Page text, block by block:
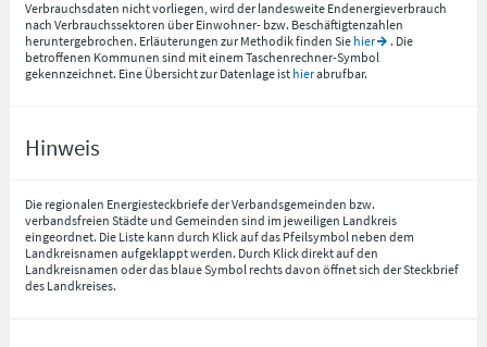
Verbrauchsdaten nicht vorliegen, wird der landesweite Endenergieverbrauch
nach Verbrauchssektoren über Einwohner- bzw. Beschäftigtenzahlen
heruntergebrochen. Erläuterungen zur Methodik finden Sie hier
. Die
betroffenen Kommunen sind mit einem Taschenrechner-Symbol
gekennzeichnet. Eine Übersicht zur Datenlage ist hierabrufbar.
Hinweis
Die regionalen Energiesteckbriefe der Verbandsgemeinden bzw.
verbandsfreien Städte und Gemeinden sind im jeweiligen Landkreis
eingeordnet. Die Liste kann durch Klick auf das Pfeilsymbol neben dem
Landkreisnamen aufgeklappt werden. Durch Klick direkt auf den
Landkreisnamen oder das blaue Symbol rechts davon öffnet sich der Steckbrief
des Landkreises.